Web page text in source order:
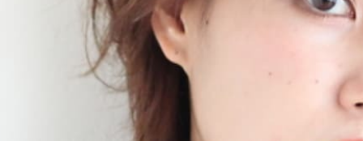
Ecia Sanda Menu
エシア西宮名塩店
Ecia Najio
エシア西宮名塩店メニュー
Ecia Najio Menu